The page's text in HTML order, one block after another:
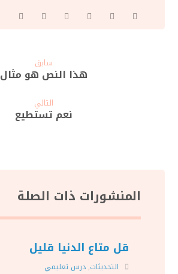
سابق
هذا النص هو مثال
التالي
نعم تستطيع
المنشورات ذات الصلة
قل متاع الدنيا قليل
التحديثات,درس تعليمي